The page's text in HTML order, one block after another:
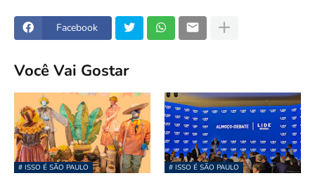
Facebook
Você Vai Gostar
# ISSO É SÃO PAULO # ISSO É SÃO PAULO